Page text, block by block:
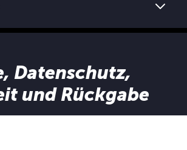
Datenschutz,
und Rückgabe